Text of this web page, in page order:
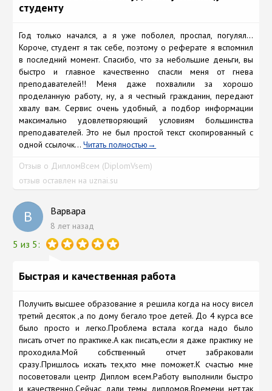
студенту
Год только начался, а я уже поболел, проспал, погулял...
Короче, студент я так себе, поэтому о реферате я вспомнил
в последний момент. Спасибо, что за небольшие деньги, вы
быстро и главное качественно спасли меня от гнева
преподавателей!! Меня даже похвалили за хорошо
проделанную работу, ну, а я честный гражданин, передают
хвалу вам. Сервис очень удобный, а подбор информации
максимально удовлетворяющий условиям большинства
преподавателей. Это не был простой текст скопированный с
одной ссылочк...Читать полностью
Отзыв о ДипломВсем (DiplomVsem)
отзыв оставлен на uznai.su
В Варвара
8 лет назад
5 из 5:
Быстрая и качественная работа
Получить высшее образование я решила когда на носу висел
третий десяток ,а по дому бегало трое детей. До 4 курса все
было просто и легко.Проблема встала когда надо было
писать отчет по практике.А как писать,если я даже практику не
проходила.Мой собственный отчет забраковали
сразу.Пришлось искать тех,кто мне поможет.К счастью мне
посоветовали центр Диплом всем.Работу выполнили быстро